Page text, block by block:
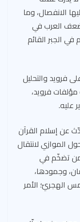
الانفصال، وما
العرب في
في الجبر القائم
فرويد والتحليل
فرويد،
عليه.
عن إسلام القرآن
الموازي لانتقال
من تضخّم في
وجمودها،
الهجريّ؛ الأمر